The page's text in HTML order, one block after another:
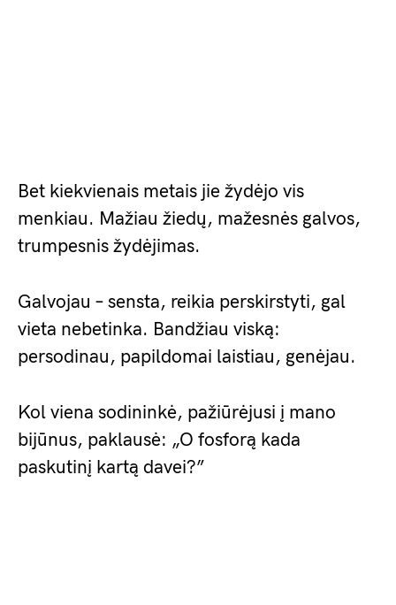
Bet kiekvienais metais jie žydėjo vis
menkiau. Mažiau žiedų, mažesnės galvos,
trumpesnis žydėjimas.
Galvojau – sensta, reikia perskirstyti, gal
vieta nebetinka. Bandžiau viską:
persodinau, papildomai laistiau, genėjau.
Kol viena sodininkė, pažiūrėjusi į mano
bijūnus, paklausė: „O fosforą kada
paskutinį kartą davei?”